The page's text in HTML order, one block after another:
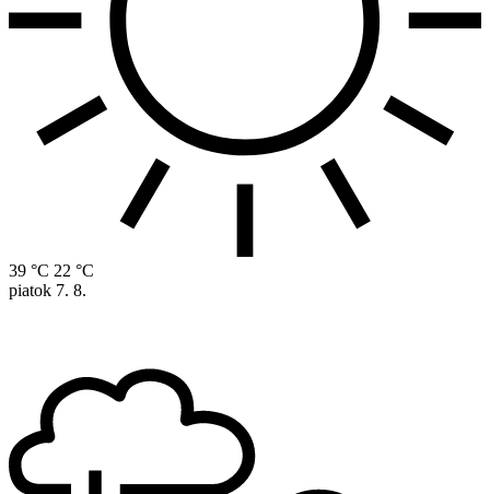
39 °C 22 °C
piatok 7. 8.